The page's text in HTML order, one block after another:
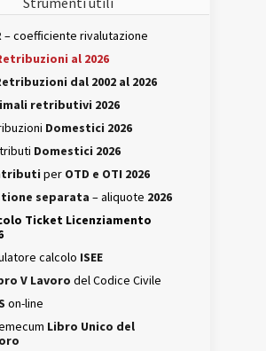
– coefficiente rivalutazione
al 2026
dal 2002 al 2026
retributivi 2026
Domestici 2026
Domestici 2026
per OTD e OTI 2026
separata – aliquote 2026
Ticket Licenziamento
calcolo ISEE
V Lavoro del Codice Civile
on-line
Libro Unico del